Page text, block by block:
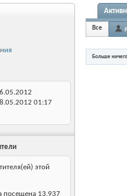
01:17
этой
посещена 13,937
Все
Больше